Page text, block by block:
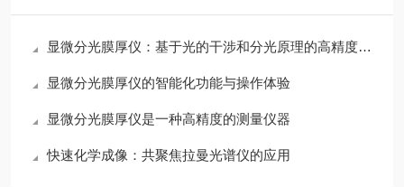
显微分光膜厚仪：基于光的干涉和分光原理的高精度光学测量仪器
显微分光膜厚仪的智能化功能与操作体验
显微分光膜厚仪是一种高精度的测量仪器
快速化学成像：共聚焦拉曼光谱仪的应用